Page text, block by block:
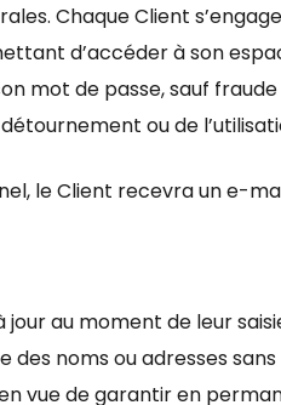
Chaque Client
d’accéder à son
mot de passe, sauf
détournement ou de
le Client recevra un e-
au moment de leur
des noms ou adresses
vue de garantir en